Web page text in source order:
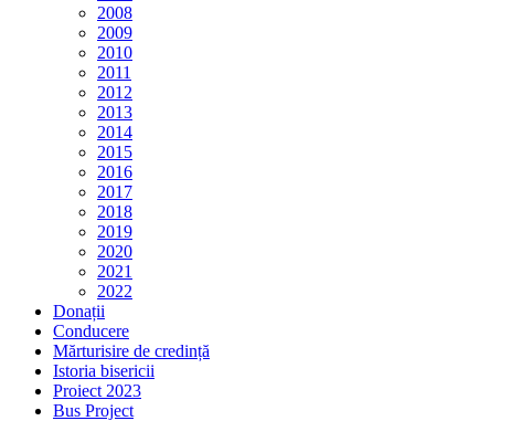
2008
2009
2010
2011
2012
2013
2014
2015
2016
2017
2018
2019
2020
2021
2022
Donații
Conducere
Mărturisire de credință
Istoria bisericii
Proiect 2023
Bus Project